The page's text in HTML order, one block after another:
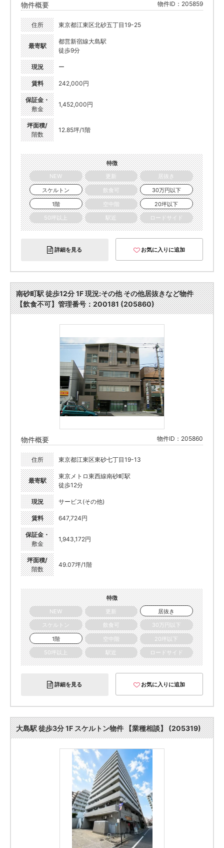
物件概要 物件ID：205859
住所 東京都江東区北砂五丁目19-25
最寄駅
都営新宿線大島駅
徒歩9分
現況 ー
賃料 242,000円
保証金・
敷金
1,452,000円
坪面積/
階数
12.85坪/1階
特徴
NEW
更新
居抜き
スケルトン
飲食可
30万円以下
1階
空中階
20坪以下
50坪以上
駅近 ロードサイド
詳細を見る お気に入りに追加
南砂町駅 徒歩12分 1F 現況:その他 その他居抜きなど物件
【飲食不可】管理番号：200181 (205860)
物件概要 物件ID：205860
住所 東京都江東区東砂七丁目19-13
最寄駅
東京メトロ東西線南砂町駅
徒歩12分
現況 サービス(その他)
賃料 647,724円
保証金・
敷金
1,943,172円
坪面積/
階数
49.07坪/1階
特徴
NEW
更新
居抜き
スケルトン
飲食可
30万円以下
1階
空中階
20坪以下
50坪以上
駅近 ロードサイド
詳細を見る お気に入りに追加
大島駅 徒歩3分 1F スケルトン物件 【業種相談】 (205319)